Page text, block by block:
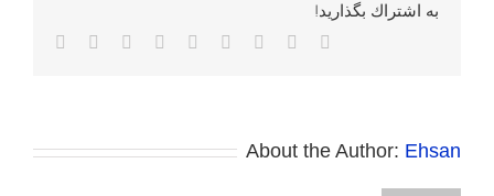
به اشتراك بگذاريد!
Facebook
Twitter
Reddit
LinkedIn
WhatsApp
Tumblr
Pinterest
About the Author: Ehsan